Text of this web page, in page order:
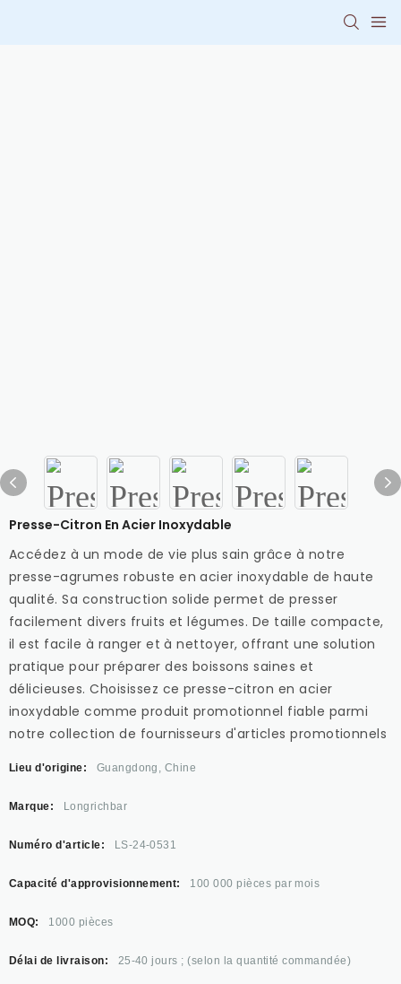
Presse-Citron En Acier Inoxydable
Accédez à un mode de vie plus sain grâce à notre
presse-agrumes robuste en acier inoxydable de haute
qualité. Sa construction solide permet de presser
facilement divers fruits et légumes. De taille compacte,
il est facile à ranger et à nettoyer, offrant une solution
pratique pour préparer des boissons saines et
délicieuses. Choisissez ce presse-citron en acier
inoxydable comme produit promotionnel fiable parmi
notre collection de fournisseurs d'articles promotionnels
Lieu d'origine: Guangdong, Chine
Marque: Longrichbar
Numéro d'article: LS-24-0531
Capacité d'approvisionnement: 100 000 pièces par mois
MOQ: 1000 pièces
Délai de livraison: 25-40 jours ; (selon la quantité commandée)